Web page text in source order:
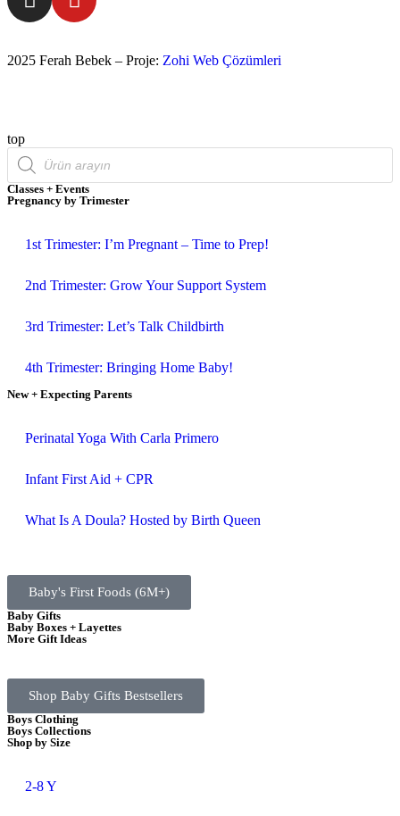
2025 Ferah Bebek – Proje: Zohi Web Çözümleri
top
Classes + Events
Pregnancy by Trimester
1st Trimester: I’m Pregnant – Time to Prep!
2nd Trimester: Grow Your Support System
3rd Trimester: Let’s Talk Childbirth
4th Trimester: Bringing Home Baby!
New + Expecting Parents
Perinatal Yoga With Carla Primero
Infant First Aid + CPR
What Is A Doula? Hosted by Birth Queen
Baby's First Foods (6M+)
Baby Gifts
Baby Boxes + Layettes
More Gift Ideas
Shop Baby Gifts Bestsellers
Boys Clothing
Boys Collections
Shop by Size
2-8 Y